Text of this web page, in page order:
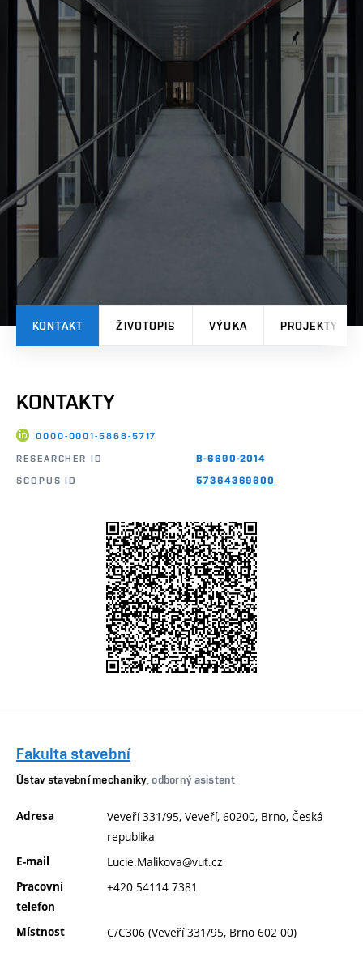
KONTAKT ŽIVOTOPIS VÝUKA PROJEKTY
KONTAKTY
0000-0001-5868-5717
RESEARCHER ID
B-6690-2014
SCOPUS ID
57364369600
Fakulta stavební
Ústav stavební mechaniky, odborný asistent
Adresa
Veveří 331/95, Veveří, 60200, Brno, Česká
republika
E-mail Lucie.Malikova@vut.cz
Pracovní
telefon
+420 54114 7381
Místnost C/C306 (Veveří 331/95, Brno 602 00)